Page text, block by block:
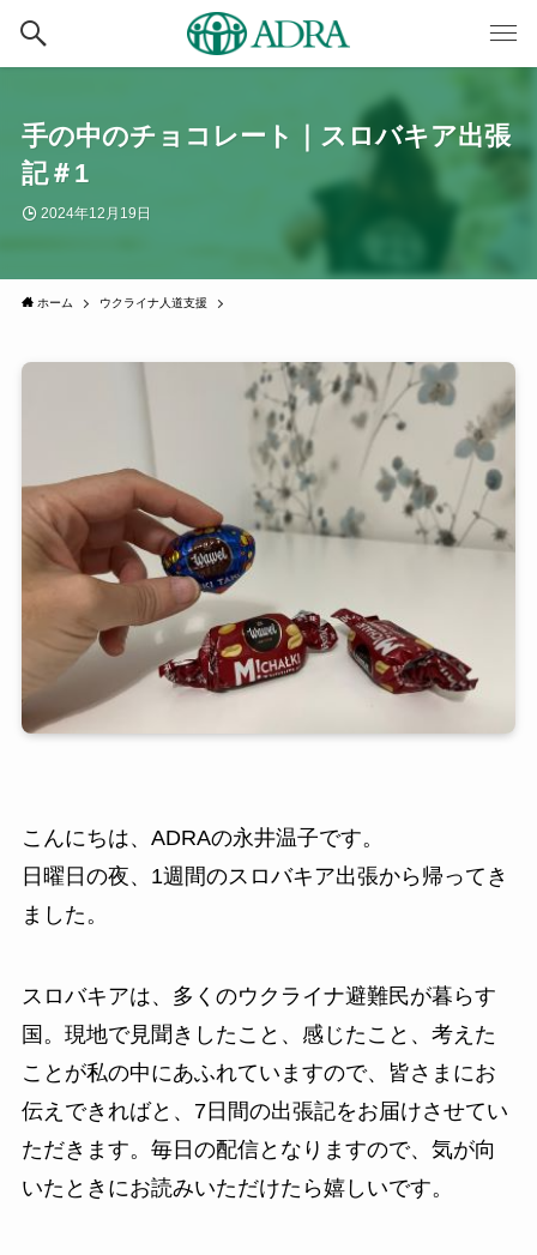
手の中のチョコレート｜スロバキア出張
記＃1
2024年12月19日
ホーム ウクライナ人道支援
こんにちは、ADRAの永井温子です。
日曜日の夜、1週間のスロバキア出張から帰ってき
ました。
スロバキアは、多くのウクライナ避難民が暮らす
国。現地で見聞きしたこと、感じたこと、考えた
ことが私の中にあふれていますので、皆さまにお
伝えできればと、7日間の出張記をお届けさせてい
ただきます。毎日の配信となりますので、気が向
いたときにお読みいただけたら嬉しいです。